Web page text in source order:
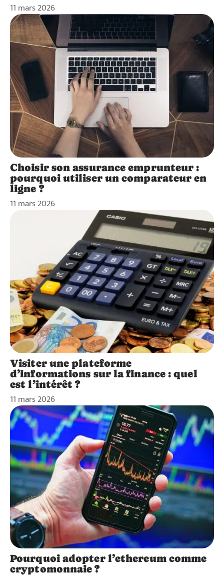
11 mars 2026
Choisir son assurance emprunteur :
pourquoi utiliser un comparateur en
ligne ?
11 mars 2026
Visiter une plateforme
d’informations sur la finance : quel
est l’intérêt ?
11 mars 2026
Pourquoi adopter l’ethereum comme
cryptomonnaie ?